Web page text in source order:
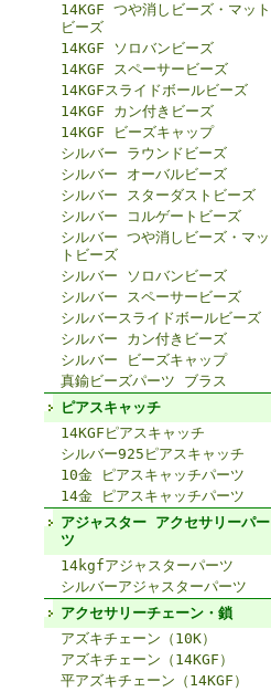
14KGF つや消しビーズ・マット
ビーズ
14KGF ソロバンビーズ
14KGF スペーサービーズ
14KGFスライドボールビーズ
14KGF カン付きビーズ
14KGF ビーズキャップ
シルバー ラウンドビーズ
シルバー オーバルビーズ
シルバー スターダストビーズ
シルバー コルゲートビーズ
シルバー つや消しビーズ・マッ
トビーズ
シルバー ソロバンビーズ
シルバー スペーサービーズ
シルバースライドボールビーズ
シルバー カン付きビーズ
シルバー ビーズキャップ
真鍮ビーズパーツ ブラス
ピアスキャッチ
14KGFピアスキャッチ
シルバー925ピアスキャッチ
10金 ピアスキャッチパーツ
14金 ピアスキャッチパーツ
アジャスター アクセサリーパー
ツ
14kgfアジャスターパーツ
シルバーアジャスターパーツ
アクセサリーチェーン・鎖
アズキチェーン（10K）
アズキチェーン（14KGF）
平アズキチェーン（14KGF）